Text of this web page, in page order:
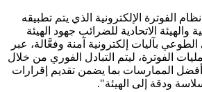
الفوترة الإلكترونية الذي يتم تطبيقه
والهيئة الاتحادية للضرائب جهود الهيئة
الطوعي بآليات إلكترونية آمنة وفعَّالة، عبر
الفوترة، ليتم التبادل الفوري من خلال
أفضل الممارسات بما يضمن تقديم إقرارات
ودقة إلى الهيئة".